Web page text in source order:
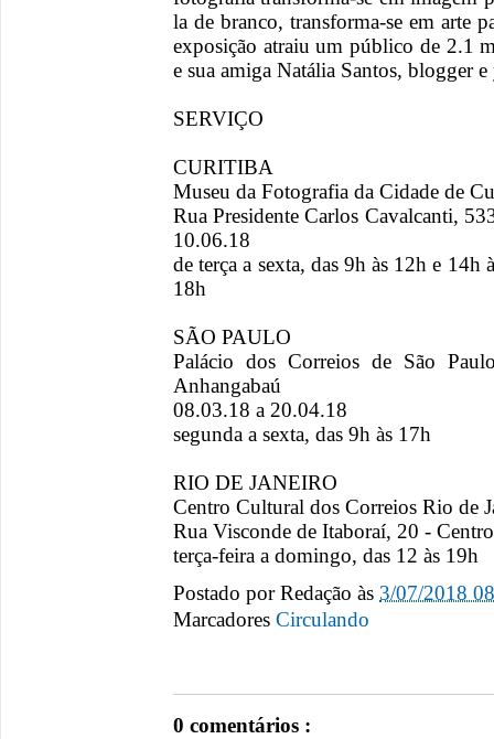
la de branco, transforma-se em arte
exposição atraiu um público de 2.1
e sua amiga Natália Santos, blogger
SERVIÇO
CURITIBA
Museu da Fotografia da Cidade de
Rua Presidente Carlos Cavalcanti,
10.06.18
de terça a sexta, das 9h às 12h e
18h
SÃO PAULO
Palácio dos Correios de São
Anhangabaú
08.03.18 a 20.04.18
segunda a sexta, das 9h às 17h
RIO DE JANEIRO
Centro Cultural dos Correios Rio de
Rua Visconde de Itaboraí, 20 -
terça-feira a domingo, das 12 às 19h
Postado porRedação às 3/07/2018
Marcadores Circulando
0 comentários :